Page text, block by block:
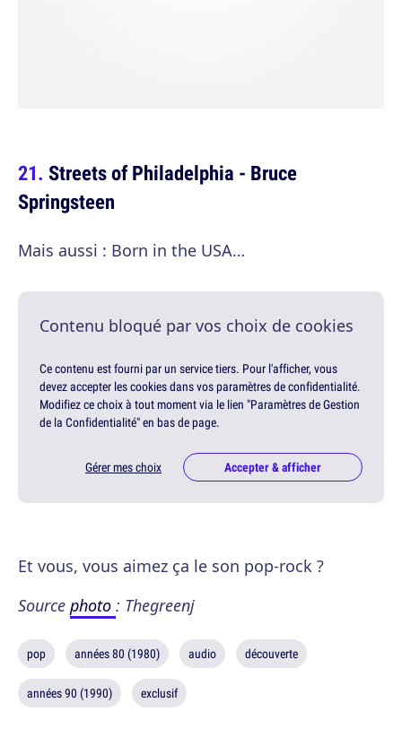
Streets of Philadelphia - Bruce
Springsteen
Mais aussi : Born in the USA…
Contenu bloqué par vos choix de cookies
Ce contenu est fourni par un service tiers. Pour l'afficher, vous
devez accepter les cookies dans vos paramètres de confidentialité.
Modifiez ce choix à tout moment via le lien "Paramètres de Gestion
de la Confidentialité" en bas de page.
Gérer mes choix Accepter & afficher
Et vous, vous aimez ça le son pop-rock ?
Source photo : Thegreenj
pop années 80 (1980) audio découverte
années 90 (1990) exclusif